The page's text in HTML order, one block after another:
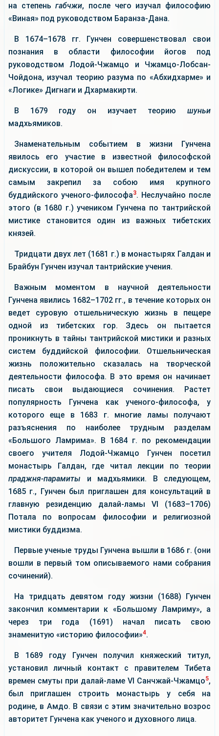
на степеньгабчжи, после чего изучал философию
«Виная» под руководством Баранза-Дана.
В 1674–1678 гг. Гунчен совершенствовал свои
познания в области философии йогов под
руководством Лодой-Чжамцо и Чжамцо-Лобсан-
Чойдона, изучал теорию разума по «Абхидхарме» и
«Логике» Дигнаги и Дхармакирти.
В 1679 году он изучает теорию шуньи
мадхьямиков.
Знаменательным событием в жизни Гунчена
явилось его участие в известной философской
дискуссии, в которой он вышел победителем и тем
самым закрепил за собою имя крупного
буддийского ученого-философа3. Неслучайно после
этого (в 1680 г.) учеником Гунчена по тантрийской
мистике становится один из важных тибетских
князей.
Тридцати двух лет (1681 г.) в монастырях Галдан и
Брайбун Гунчен изучал тантрийские учения.
Важным моментом в научной деятельности
Гунчена явились 1682–1702 гг., в течение которых он
ведет суровую отшельническую жизнь в пещере
одной из тибетских гор. Здесь он пытается
проникнуть в тайны тантрийской мистики и разных
систем буддийской философии. Отшельническая
жизнь положительно сказалась на творческой
деятельности философа. В это время он начинает
писать свои выдающиеся сочинения. Растет
популярность Гунчена как ученого-философа, у
которого еще в 1683 г. многие ламы получают
разъяснения по наиболее трудным разделам
«Большого Ламрима». В 1684 г. по рекомендации
своего учителя Лодой-Чжамцо Гунчен посетил
монастырь Галдан, где читал лекции по теории
праджня-парамиты и мадхьямики. В следующем,
1685 г., Гунчен был приглашен для консультаций в
главную резиденцию далай-ламы VI (1683–1706)
Потала по вопросам философии и религиозной
мистики буддизма.
Первые ученые труды Гунчена вышли в 1686 г. (они
вошли в первый том описываемого нами собрания
сочинений).
На тридцать девятом году жизни (1688) Гунчен
закончил комментарии к «Большому Ламриму», а
через три года (1691) начал писать свою
знаменитую «историю философии»4.
В 1689 году Гунчен получил княжеский титул,
установил личный контакт с правителем Тибета
времен смуты при далай-ламе VI Санчжай-Чжамцо5,
был приглашен строить монастырь у себя на
родине, в Амдо. В связи с этим значительно возрос
авторитет Гунчена как ученого и духовного лица.